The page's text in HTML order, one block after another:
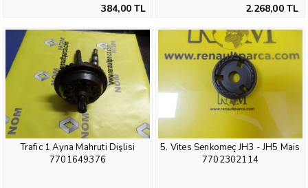
384,00 TL 2.268,00 TL
Trafic 1 Ayna Mahruti Dişlisi
7701649376
5. Vites Senkomeç JH3 - JH5 Mais
7702302114